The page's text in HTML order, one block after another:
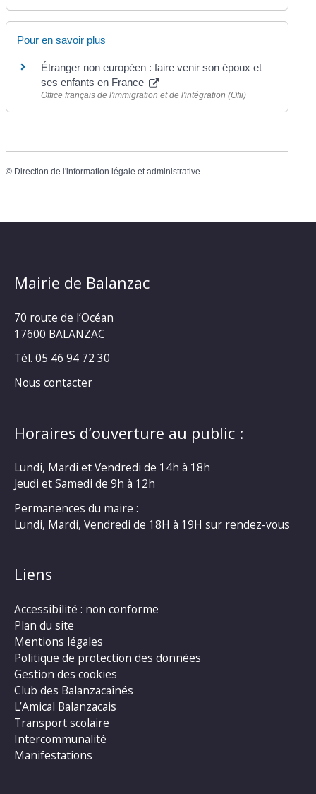
Pour en savoir plus
Étranger non européen : faire venir son époux et
ses enfants en France
Office français de l'immigration et de l'intégration (Ofii)
© Direction de l'information légale et administrative
Mairie de Balanzac
70 route de l’Océan
17600 BALANZAC
Tél. 05 46 94 72 30
Nous contacter
Horaires d’ouverture au public :
Lundi, Mardi et Vendredi de 14h à 18h
Jeudi et Samedi de 9h à 12h
Permanences du maire :
Lundi, Mardi, Vendredi de 18H à 19H sur rendez-vous
Liens
Accessibilité : non conforme
Plan du site
Mentions légales
Politique de protection des données
Gestion des cookies
Club des Balanzacaînés
L’Amical Balanzacais
Transport scolaire
Intercommunalité
Manifestations